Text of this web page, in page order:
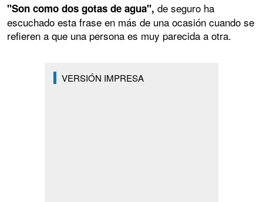
"Son como dos gotas de agua", de seguro ha
escuchado esta frase en más de una ocasión cuando se
refieren a que una persona es muy parecida a otra.
VERSIÓN IMPRESA